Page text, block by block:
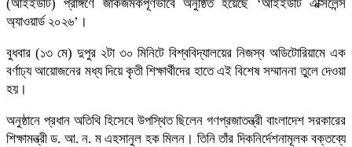
(আইইউটি) প্রাঙ্গণে জাঁকজমকপূর্ণভাবে অনুষ্ঠিত হয়েছে ‘আইইউটি এক্সিলেন্স
অ্যাওয়ার্ড ২০২৬’।
বুধবার (১৩ মে) দুপুর ২টা ৩০ মিনিটে বিশ্ববিদ্যালয়ের নিজস্ব অডিটোরিয়ামে এক
বর্ণাঢ্য আয়োজনের মধ্য দিয়ে কৃতী শিক্ষার্থীদের হাতে এই বিশেষ সম্মাননা তুলে দেওয়া
হয়।
​অনুষ্ঠানে প্রধান অতিথি হিসেবে উপস্থিত ছিলেন গণপ্রজাতন্ত্রী বাংলাদেশ সরকারের
শিক্ষামন্ত্রী ড. আ. ন. ম এহসানুল হক মিলন। তিনি তাঁর দিকনির্দেশনামূলক বক্তব্যে